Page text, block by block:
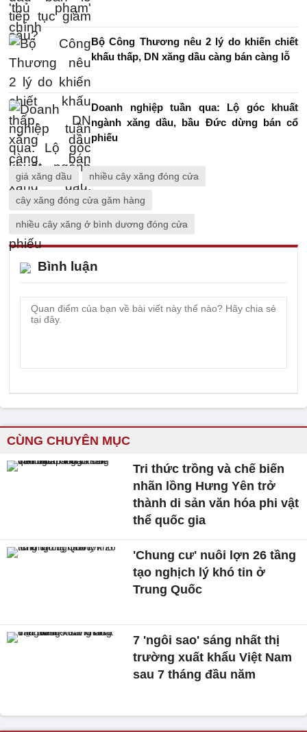
Bộ Công Thương nêu 2 lý do khiến chiết
khấu thấp, DN xăng dầu càng bán càng lỗ
Doanh nghiệp tuần qua: Lộ góc khuất
ngành xăng dầu, bầu Đức dừng bán cổ
phiếu
giá xăng dầu nhiều cây xăng đóng cửa
cây xăng đóng cửa găm hàng
nhiều cây xăng ở bình dương đóng cửa
Bình luận
CÙNG CHUYÊN MỤC
Tri thức trồng và chế biến
nhãn lồng Hưng Yên trở
thành di sản văn hóa phi vật
thể quốc gia
'Chung cư' nuôi lợn 26 tầng
tạo nghịch lý khó tin ở
Trung Quốc
7 'ngôi sao' sáng nhất thị
trường xuất khẩu Việt Nam
sau 7 tháng đầu năm